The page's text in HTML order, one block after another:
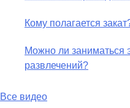
Кому полагается
Можно ли заниматься
развлечений?
Все видео